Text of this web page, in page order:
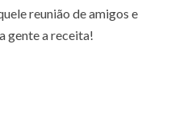
reunião de amigos e
gente a receita!